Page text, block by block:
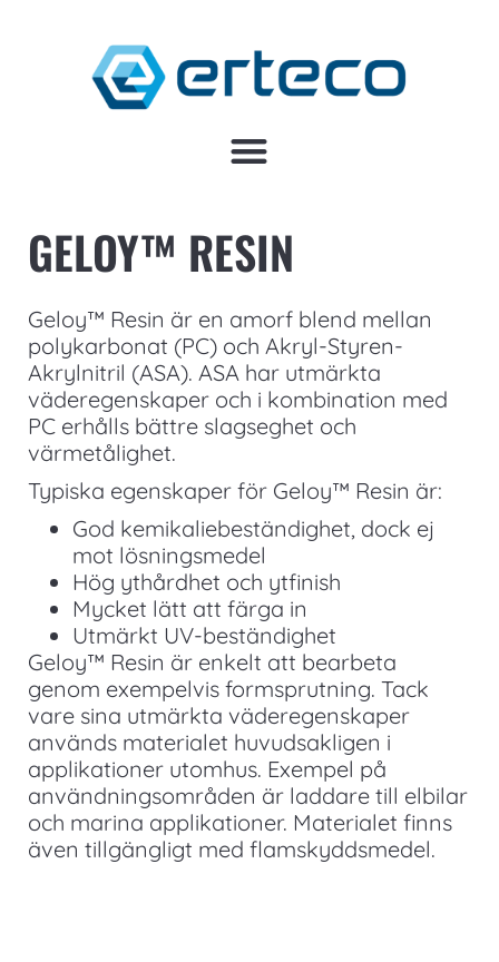
GELOY™ RESIN
Geloy™ Resin är en amorf blend mellan
polykarbonat (PC) och Akryl-Styren-
Akrylnitril (ASA). ASA har utmärkta
väderegenskaper och i kombination med
PC erhålls bättre slagseghet och
värmetålighet.
Typiska egenskaper för Geloy™ Resin är:
God kemikaliebeständighet, dock ej
mot lösningsmedel
Hög ythårdhet och ytfinish
Mycket lätt att färga in
Utmärkt UV-beständighet
Geloy™ Resin är enkelt att bearbeta
genom exempelvis formsprutning. Tack
vare sina utmärkta väderegenskaper
används materialet huvudsakligen i
applikationer utomhus. Exempel på
användningsområden är laddare till elbilar
och marina applikationer. Materialet finns
även tillgängligt med flamskyddsmedel.